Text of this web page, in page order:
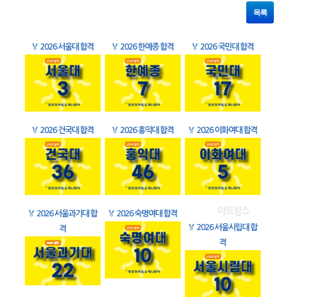
목록
🏅 2026 서울대 합격 🏅 2026 한예종 합격 🏅 2026 국민대 합격
🏅 2026 건국대 합격 🏅 2026 홍익대 합격 🏅 2026 이화여대 합격
🏅 2026 서울과기대 합
격
🏅 2026 숙명여대 합격
🏅 2026 서울시립대 합
격